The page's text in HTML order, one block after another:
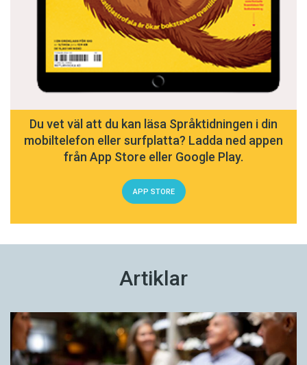
Du vet väl att du kan läsa Språktidningen i din
mobiltelefon eller surfplatta? Ladda ned appen
från App Store eller Google Play.
APP STORE
Artiklar